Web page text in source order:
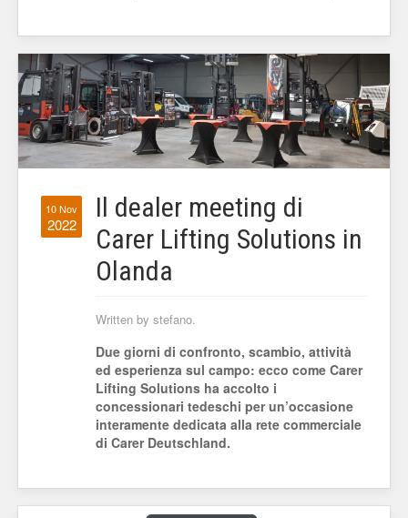
10 Nov
2022
Il dealer meeting di
Carer Lifting Solutions in
Olanda
Written by stefano.
Due giorni di confronto, scambio, attività
ed esperienza sul campo: ecco come Carer
Lifting Solutions ha accolto i
concessionari tedeschi per un’occasione
interamente dedicata alla rete commerciale
di Carer Deutschland.